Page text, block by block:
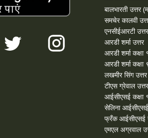
बालभारती उत्तर
समचेर कालवी
एनसीईआरटी
आरडी शर्मा उत्तर
आरडी शर्मा कक्षा
आरडी शर्मा कक्षा
लखमीर सिंग उत्तर
टीएस ग्रेवाल
आईसीएसई कक्षा
सेलिना
फ्रँक आईसीएसई
एमएल अग्रवाल